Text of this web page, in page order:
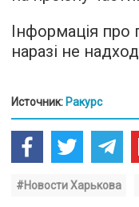
Інформація
наразі не
Источник: Ракурс
#Новости Харькова